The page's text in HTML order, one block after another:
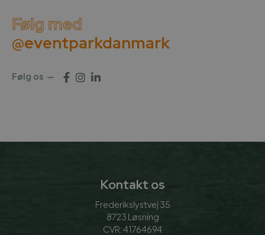
Følg med
@eventparkdanmark
Følg os
Kontakt os
Frederikslystvej 35
8723 Løsning
CVR: 41764694